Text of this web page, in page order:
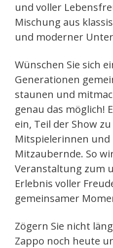
und voller
Mischung aus
und moderner
Wünschen Sie sich
Generationen
staunen und
genau das möglich!
ein, Teil der Show
Mitspielerinnen und
Mitzaubernde. So
Veranstaltung zum
Erlebnis voller
gemeinsamer
Zögern Sie nicht
Zappo noch heute